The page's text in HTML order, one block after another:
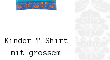
Kinder T-Shirt
mit grossem